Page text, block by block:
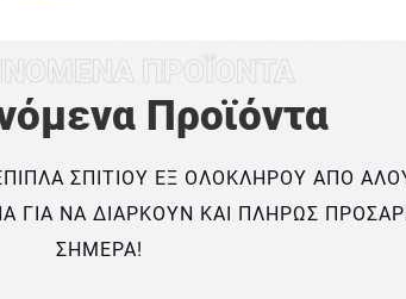
Προϊόντα
ΠΡΟΪΌΝΤΑ
ΣΠΙΤΙΟΎ ΕΞ ΟΛΟΚΛΉΡΟΥ ΑΠΌ
ΓΙΑ ΝΑ ΔΙΑΡΚΟΎΝ ΚΑΙ ΠΛΉΡΩΣ
ΣΉΜΕΡΑ!